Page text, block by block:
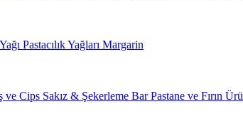
Pastacılık Yağları Margarin
ve Cips Sakız & Şekerleme BarPastane ve Fırın